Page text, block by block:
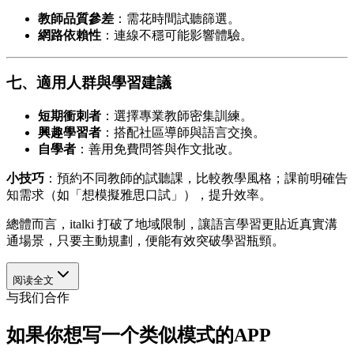
教師品質參差 ：需花時間試聽篩選。
網路依賴性 ：連線不穩可能影響體驗。
七、適用人群與學習建議
短期衝刺者 ：選擇專業教師密集訓練。
興趣學習者 ：搭配社區導師與語言交換。
自學者 ：善用免費問答與作文批改。
小技巧 ：預約不同教師的試聽課，比較教學風格；課前明確告
知需求（如「想模擬雅思口試」），提升效率。
總體而言，italki 打破了地域限制，讓語言學習更貼近真實溝
通場景，只要主動規劃，便能有效突破學習瓶頸。
阅读全文
与我们合作
如果你想写一个类似模式的APP